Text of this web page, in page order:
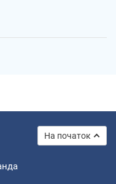
На початок